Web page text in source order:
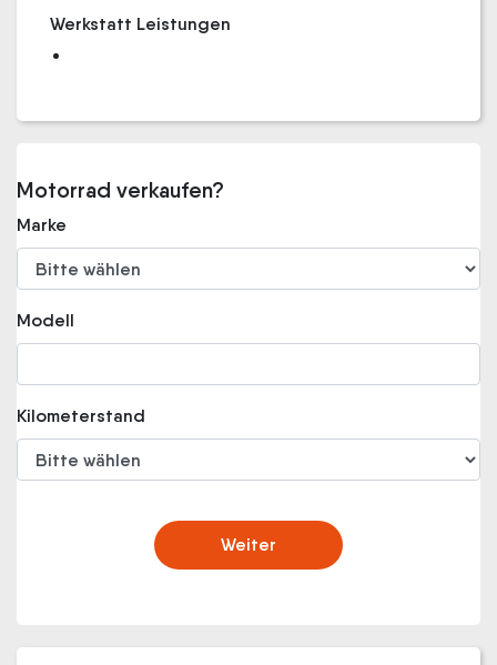
Werkstatt Leistungen
Motorrad verkaufen?
Marke
Modell
Kilometerstand
Weiter